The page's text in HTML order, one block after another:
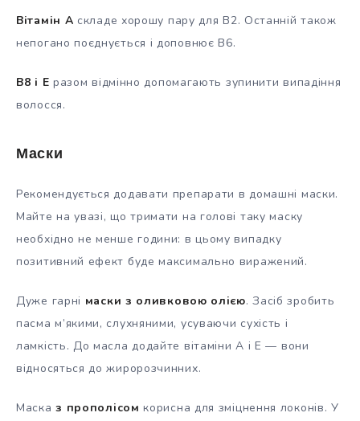
Вітамін А складе хорошу пару для В2. Останній також
непогано поєднується і доповнює В6.
В8 і Е разом відмінно допомагають зупинити випадіння
волосся.
Маски
Рекомендується додавати препарати в домашні маски.
Майте на увазі, що тримати на голові таку маску
необхідно не менше години: в цьому випадку
позитивний ефект буде максимально виражений.
Дуже гарні маски з оливковою олією. Засіб зробить
пасма м’якими, слухняними, усуваючи сухість і
ламкість. До масла додайте вітаміни А і Е — вони
відносяться до жиророзчинних.
Масказ прополісом корисна для зміцнення локонів. У